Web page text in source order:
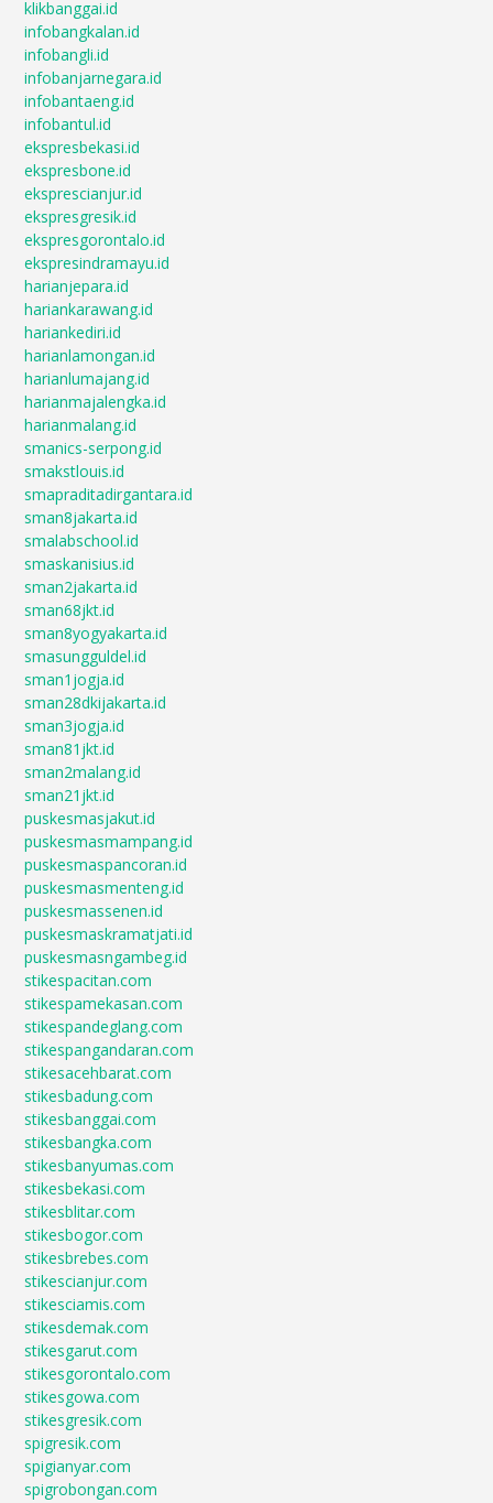
klikbanggai.id
infobangkalan.id
infobangli.id
infobanjarnegara.id
infobantaeng.id
infobantul.id
ekspresbekasi.id
ekspresbone.id
eksprescianjur.id
ekspresgresik.id
ekspresgorontalo.id
ekspresindramayu.id
harianjepara.id
hariankarawang.id
hariankediri.id
harianlamongan.id
harianlumajang.id
harianmajalengka.id
harianmalang.id
smanics-serpong.id
smakstlouis.id
smapraditadirgantara.id
sman8jakarta.id
smalabschool.id
smaskanisius.id
sman2jakarta.id
sman68jkt.id
sman8yogyakarta.id
smasungguldel.id
sman1jogja.id
sman28dkijakarta.id
sman3jogja.id
sman81jkt.id
sman2malang.id
sman21jkt.id
puskesmasjakut.id
puskesmasmampang.id
puskesmaspancoran.id
puskesmasmenteng.id
puskesmassenen.id
puskesmaskramatjati.id
puskesmasngambeg.id
stikespacitan.com
stikespamekasan.com
stikespandeglang.com
stikespangandaran.com
stikesacehbarat.com
stikesbadung.com
stikesbanggai.com
stikesbangka.com
stikesbanyumas.com
stikesbekasi.com
stikesblitar.com
stikesbogor.com
stikesbrebes.com
stikescianjur.com
stikesciamis.com
stikesdemak.com
stikesgarut.com
stikesgorontalo.com
stikesgowa.com
stikesgresik.com
spigresik.com
spigianyar.com
spigrobongan.com